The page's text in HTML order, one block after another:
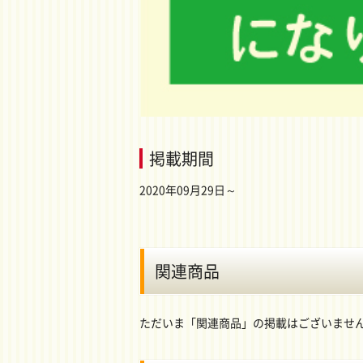
掲載期間
2020年09月29日～
関連商品
ただいま「関連商品」の掲載はございませ